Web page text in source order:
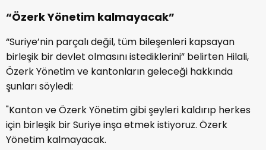
“Özerk Yönetim kalmayacak”
“Suriye’nin parçalı değil, tüm bileşenleri kapsayan
birleşik bir devlet olmasını istediklerini” belirten Hilali,
Özerk Yönetim ve kantonların geleceği hakkında
şunları söyledi:
"Kanton ve Özerk Yönetim gibi şeyleri kaldırıp herkes
için birleşik bir Suriye inşa etmek istiyoruz. Özerk
Yönetim kalmayacak.